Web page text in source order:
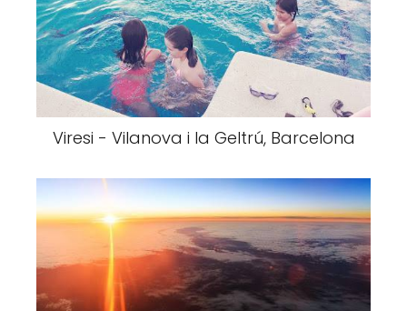
Viresi - Vilanova i la Geltrú, Barcelona